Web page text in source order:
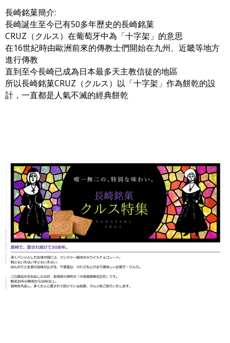
長崎銘菓簡介:
長崎誕生至今已有50多年歷史的長崎銘菓
CRUZ（クルス）在葡萄牙中為「十字架」的意思
在16世紀時由歐洲前來的傳教士們開始在九州、近畿等地方
進行傳教
直到至今長崎已成為日本最多天主教信徒的地區
所以長崎銘菓CRUZ（クルス）以「十字架」作為餅乾的設
計，一直都是人氣不滅的經典餅乾